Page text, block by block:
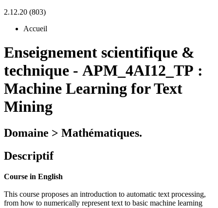
2.12.20 (803)
Accueil
Enseignement scientifique &
technique - APM_4AI12_TP :
Machine Learning for Text
Mining
Domaine > Mathématiques.
Descriptif
Course in English
This course proposes an introduction to automatic text processing,
from how to numerically represent text to basic machine learning